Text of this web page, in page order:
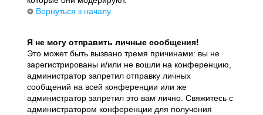
Вернуться к началу
Я не могу отправить личные сообщения!
Это может быть вызвано тремя причинами: вы не
зарегистрированы и/или не вошли на конференцию,
администратор запретил отправку личных
сообщений на всей конференции или же
администратор запретил это вам лично. Свяжитесь с
администратором конференции для получения